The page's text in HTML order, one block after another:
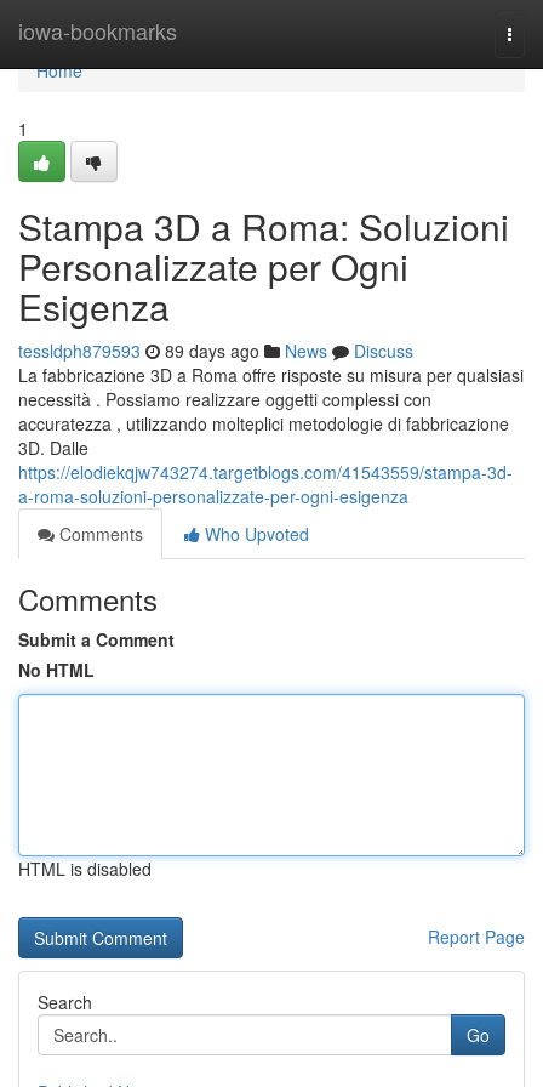
iowa-bookmarks
Home
Home
1
Stampa 3D a Roma: Soluzioni
Personalizzate per Ogni
Esigenza
tessldph879593 89 days ago News
Discuss
La fabbricazione 3D a Roma offre risposte su misura per qualsiasi
necessità . Possiamo realizzare oggetti complessi con
accuratezza , utilizzando molteplici metodologie di fabbricazione
3D. Dalle
https://elodiekqjw743274.targetblogs.com/41543559/stampa-3d-
a-roma-soluzioni-personalizzate-per-ogni-esigenza
Comments
Who Upvoted
Comments
Submit a Comment
No HTML
HTML is disabled
Report Page
Search
Go